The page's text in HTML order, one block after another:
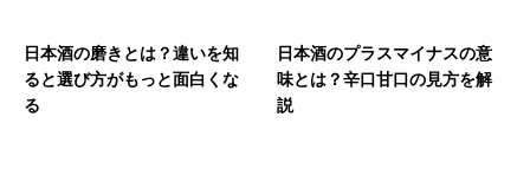
日本酒の磨きとは？違いを知
ると選び方がもっと面白くな
る
日本酒のプラスマイナスの意
味とは？辛口甘口の見方を解
説